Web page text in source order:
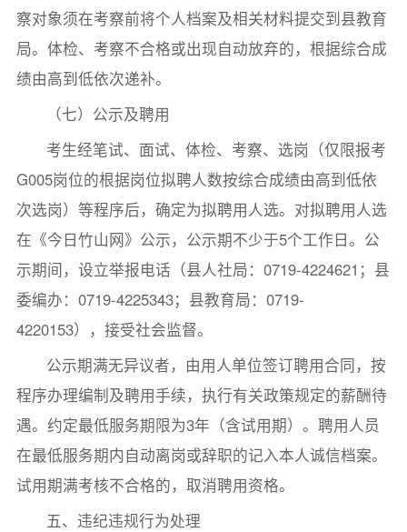
察对象须在考察前将个人档案及相关材料提交到县教育
局。体检、考察不合格或出现自动放弃的，根据综合成
绩由高到低依次递补。
（七）公示及聘用
考生经笔试、面试、体检、考察、选岗（仅限报考
G005岗位的根据岗位拟聘人数按综合成绩由高到低依
次选岗）等程序后，确定为拟聘用人选。对拟聘用人选
在《今日竹山网》公示，公示期不少于5个工作日。公
示期间，设立举报电话（县人社局：0719-4224621；县
委编办：0719-4225343；县教育局：0719-
4220153），接受社会监督。
公示期满无异议者，由用人单位签订聘用合同，按
程序办理编制及聘用手续，执行有关政策规定的薪酬待
遇。约定最低服务期限为3年（含试用期）。聘用人员
在最低服务期内自动离岗或辞职的记入本人诚信档案。
试用期满考核不合格的，取消聘用资格。
五、违纪违规行为处理